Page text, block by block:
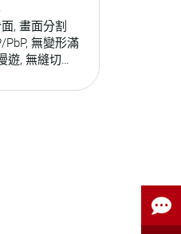
, 畫面分割
PbP, 無變形滿
, 無縫切換,